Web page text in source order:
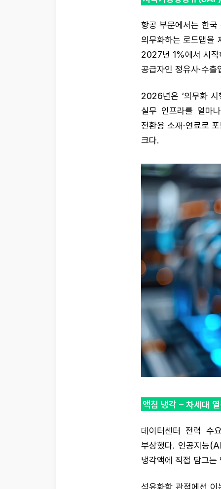
항공 부문에서는 한
의무화하는 로드맵을
2027년 1%에서 시
공급자인 정유사·수
2026년은 ‘의무화
실무 인프라를 얼마
전환용 소재·연료로
크다.
액침 냉각 – 차세대
데이터센터 전력 수
부상했다. 인공지능
냉각액에 직접 담그